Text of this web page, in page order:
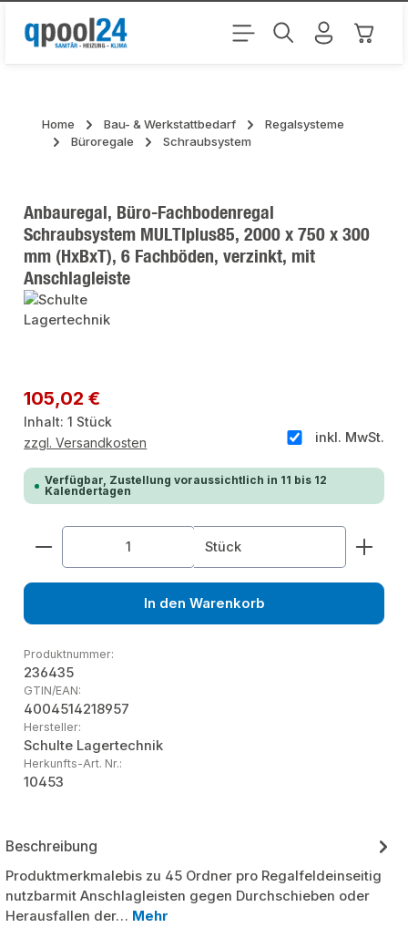
Zum Hauptinhalt springen
Home Bau- & Werkstattbedarf
Regalsysteme
Büroregale
Schraubsystem
Anbauregal, Büro-Fachbodenregal
Schraubsystem MULTIplus85, 2000 x 750 x 300
mm (HxBxT), 6 Fachböden, verzinkt, mit
Anschlagleiste
Regulärer Preis:
105,02 €
Inhalt:1 Stück
inkl. MwSt.
zzgl. Versandkosten
Verfügbar, Zustellung voraussichtlich in 11 bis 12
Kalendertagen
Produkt Anzahl: Gib den gewünschten Wert
Stück
In den Warenkorb
Produktnummer:
236435
GTIN/EAN:
4004514218957
Hersteller:
Schulte Lagertechnik
Herkunfts-Art. Nr.:
10453
Beschreibung
Produktmerkmalebis zu 45 Ordner pro Regalfeldeinseitig
nutzbarmit Anschlagleisten gegen Durchschieben oder
Herausfallen der… Mehr